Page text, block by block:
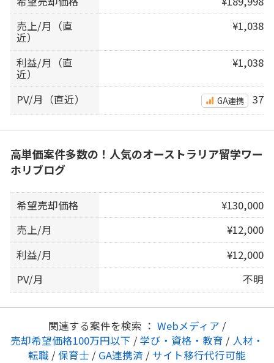
売上/月（直
近）
¥1,038
利益/月（直
近）
¥1,038
PV/月（直近） GA連携 37
高単価案件多数の！人気のオーストラリア留学ワー
ホリブログ
希望売却価格
¥130,000
売上/月
¥12,000
利益/月
¥12,000
PV/月
不明
関連する案件を検索 ： Webメディア /
売却希望価格100万円以下 / 学び・資格・教育 / 人材・
転職 / 保育士 / GA連携済 / サイト移行代行可能